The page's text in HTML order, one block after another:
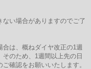
い場合がありますのでご了
は、概ねダイヤ改正の1週
のため、1週間以上先の日
確認をお願いいたします。